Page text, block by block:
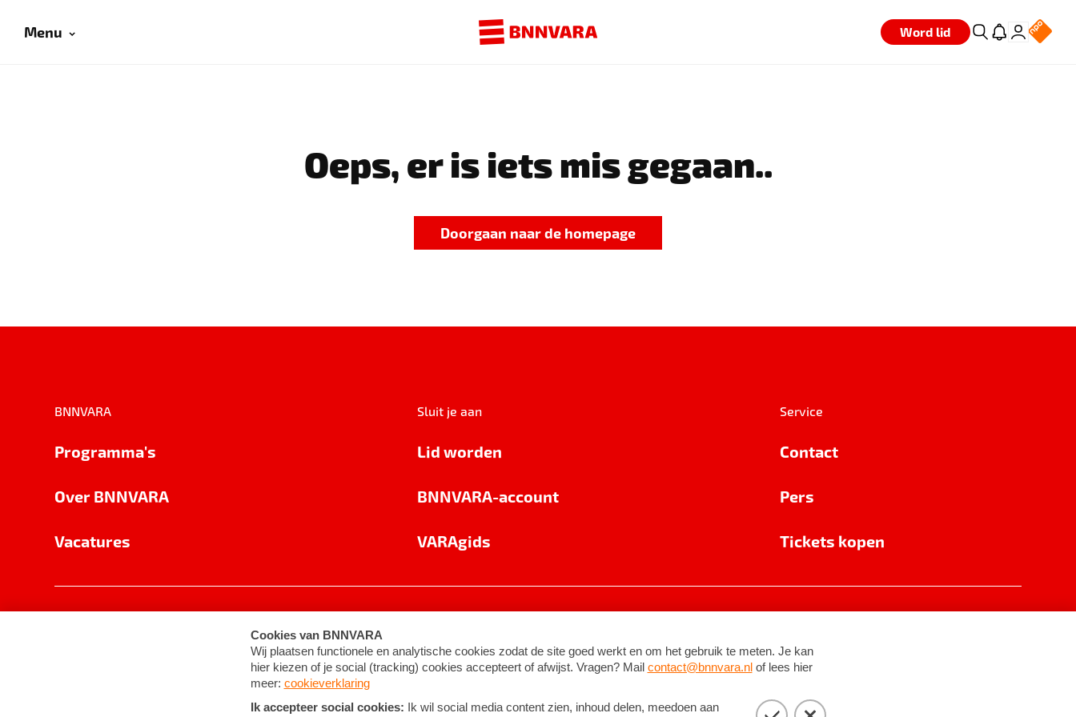
Menu Word lid
Oeps, er is iets mis gegaan..
Doorgaan naar de homepage
BNNVARA
Programma's
Over BNNVARA
Vacatures
Sluit je aan
Lid worden
BNNVARA-account
VARAgids
Service
Contact
Pers
Tickets kopen
Cookie-instellingen Algemene voorwaarden ©2026BNNVARA